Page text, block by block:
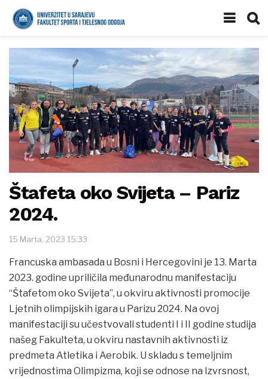
Štafeta oko Svijeta – Pariz
2024.
15 Marta, 2023 15:33
Francuska ambasada u Bosni i Hercegovini je 13. Marta
2023. godine upriličila međunarodnu manifestaciju
“Štafetom oko Svijeta”, u okviru aktivnosti promocije
Ljetnih olimpijskih igara u Parizu 2024. Na ovoj
manifestaciji su učestvovali studenti I i II godine studija
našeg Fakulteta, u okviru nastavnih aktivnosti iz
predmeta Atletika i Aerobik. U skladu s temeljnim
vrijednostima Olimpizma, koji se odnose na Izvrsnost,